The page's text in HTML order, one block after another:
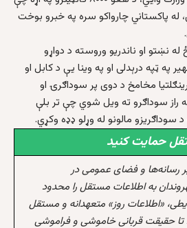
له پاکستاني چارواکو سره په خبرو بوخت
له نښتو او ناندریو وروسته د دواړو
په ټپه درېدلی او په وینا یې د کابل او
مخامخ د دوی پر سوداګرۍ او
راز سوداګرو ته ویل شوي چې تر بلې
سوداګریزو مالونو له وړلو ډډه وکړي.
حمایت کنید
رسانه‌ها و فضای عمومی در
به اطلاعات مستقل را محدود
«اطلاعات روز» متعهدانه و مستقل
تا حقیقت قربانی خاموشی و فراموشی